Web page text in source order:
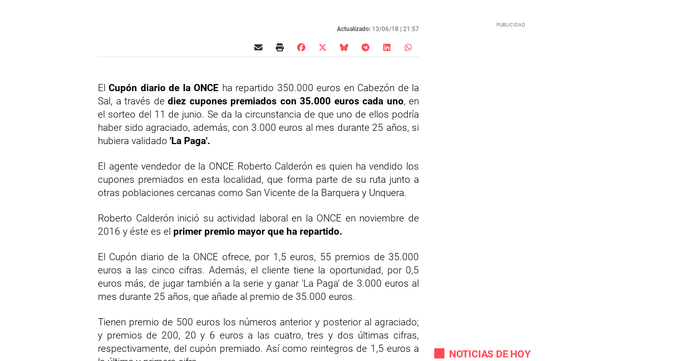
Actualizado: 13/06/18 | 21:57
ElCupón diario de la ONCE ha repartido 350.000 euros en Cabezón de la
Sal, a través de diez cupones premiados con 35.000 euros cada uno, en
el sorteo del 11 de junio. Se da la circunstancia de que uno de ellos podría
haber sido agraciado, además, con 3.000 euros al mes durante 25 años, si
hubiera validado 'La Paga'.
El agente vendedor de la ONCE Roberto Calderón es quien ha vendido los
cupones premiados en esta localidad, que forma parte de su ruta junto a
otras poblaciones cercanas como San Vicente de la Barquera y Unquera.
Roberto Calderón inició su actividad laboral en la ONCE en noviembre de
2016 y éste es el primer premio mayor que ha repartido.
El Cupón diario de la ONCE ofrece, por 1,5 euros, 55 premios de 35.000
euros a las cinco cifras. Además, el cliente tiene la oportunidad, por 0,5
euros más, de jugar también a la serie y ganar 'La Paga' de 3.000 euros al
mes durante 25 años, que añade al premio de 35.000 euros.
Tienen premio de 500 euros los números anterior y posterior al agraciado;
y premios de 200, 20 y 6 euros a las cuatro, tres y dos últimas cifras,
respectivamente, del cupón premiado. Así como reintegros de 1,5 euros a
NOTICIAS DE HOY